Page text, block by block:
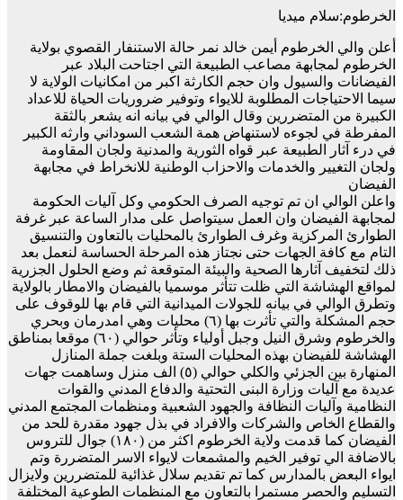
الخرطوم:سلام ميديا
أعلن والي الخرطوم أيمن خالد نمر حالة الاستنفار القصوي بولاية
الخرطوم لمجابهة مصاعب الطبيعة التي اجتاحت البلاد عبر
الفيضانات والسيول وان حجم الكارثة اكبر من امكانيات الولاية لا
سيما الاحتياجات المطلوبة للايواء وتوفير ضروريات الحياة للاعداد
الكبيرة من المتضررين وقال الوالي في بيانه انه يشعر بالثقة
المفرطة في لجوءه لاستنهاض همة الشعب السوداني وارثه الكبير
في درء آثار الطبيعة عبر قواه الثورية والمدنية ولجان المقاومة
ولجان التغيير والخدمات والاحزاب الوطنية للانخراط في مجابهة
الفيضان
واعلن الوالي ان تم توجيه الصرف الحكومي وكل آليات الحكومة
لمجابهة الفيضان وان العمل سيتواصل على مدار الساعة عبر غرفة
الطوارئ المركزية وغرف الطوارئ بالمحليات بالتعاون والتنسيق
التام مع كافة الجهات حتى نجتاز هذه المرحلة الحساسة لنعمل بعد
ذلك لتخفيف آثارها الصحية والبيئة المتوقعة ثم وضع الحلول الجزرية
لمواقع الهشاشة التي ظلت تتأثر موسميا بالفيضان والامطار بالولاية
وتطرق الوالي في بيانه للجولات الميدانية التي قام بها للوقوف على
حجم المشكلة والتي تأثرت بها (٦) محليات وهي امدرمان وبحري
والخرطوم وشرق النيل وجبل أولياء وتأثر حوالي (٦٠) موقعا بمناطق
الهشاشة للفيضان بهذه المحليات الستة وبلغت جملة المنازل
المنهارة بين الجزئي والكلي حوالي (٥) الف منزل وساهمت جهات
عديدة مع آليات وزارة البنى التحتية والدفاع المدني والقوات
النظامية وآليات النظافة والجهود الشعبية ومنظمات المجتمع المدني
والقطاع الخاص والشركات والافراد في بذل جهود مقدرة للحد من
الفيضان كما قدمت ولاية الخرطوم اكثر من (١٨٠) جوال للتروس
بالاضافة الي توفير الخيم والمشمعات لايواء الاسر المتضررة وتم
ايواء البعض بالمدارس كما تم تقديم سلال غذائية للمتضررين ولايزال
التسليم والحصر مستمرا بالتعاون مع المنظمات الطوعية المختلفة